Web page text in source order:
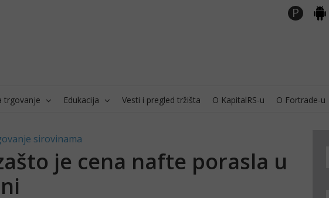
P Android
trgovanje Edukacija Vesti i pregled tržišta O KapitalRS-u O Fortrade-u
sirovinama
je cena nafte porasla u